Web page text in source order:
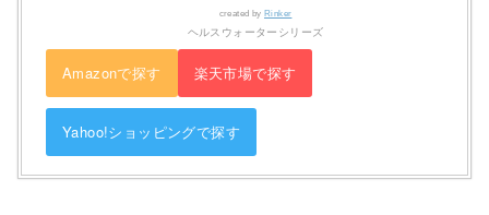
created by Rinker
ヘルスウォーターシリーズ
Amazonで探す 楽天市場で探す
Yahoo!ショッピングで探す